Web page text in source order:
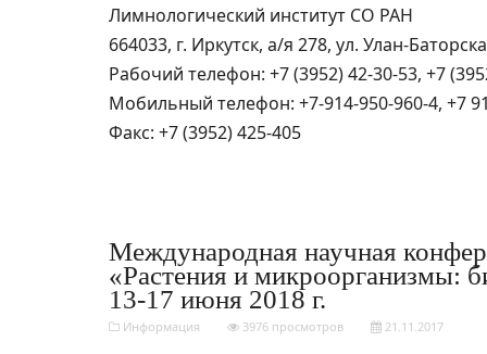
Лимнологический институт СО РАН
664033, г. Иркутск, а/я 278, ул. Улан-
Рабочий телефон: +7 (3952) 42-30-53, +7
Мобильный телефон: +7-914-950-960-4, +7
Факс: +7 (3952) 425-405
Международная научная
«Растения и микроорганизмы:
13-17 июня 2018 г.
Информация 3976 просмотров 21.11.2017